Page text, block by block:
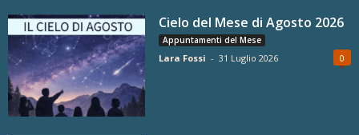
Cielo del Mese di Agosto 2026
Appuntamenti del Mese
Lara Fossi - 31 Luglio 2026 0